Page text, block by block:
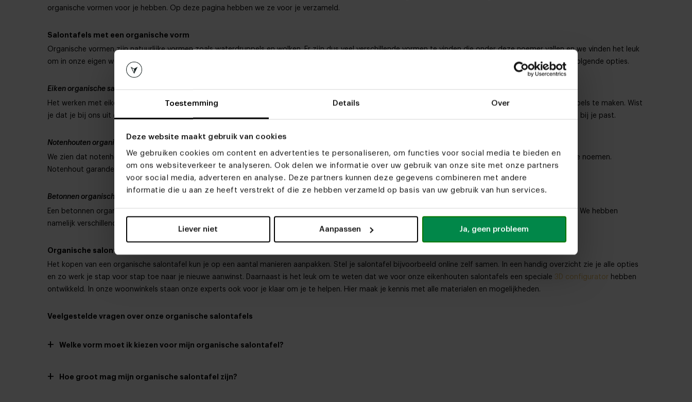
Toestemming Details Over
Deze website maakt gebruik van cookies
We gebruiken cookies om content en advertenties te personaliseren, om functies voor social media te bieden en
om ons websiteverkeer te analyseren. Ook delen we informatie over uw gebruik van onze site met onze partners
voor social media, adverteren en analyse. Deze partners kunnen deze gegevens combineren met andere
informatie die u aan ze heeft verstrekt of die ze hebben verzameld op basis van uw gebruik van hun services.
Liever niet Aanpassen Ja, geen probleem
organische vormen voor je hebben. Op deze pagina hebben we ze voor je verzameld.
Salontafels met een organische vorm
Organische vormen zijn natuurlijke vormen zoals waterdruppels en wolken. Er zijn dus veel verschillende vormen te vinden die onder deze noemer vallen en we vinden het leuk
om in onze eigen werkplaats van tijd tot tijd nieuwe vormen te ontwikkelen. Is jouw salontafel organisch, of zou je graag die stap zetten? Kies dan uit de volgende opties.
Eiken organische salontafel
Het werken met eikenhout zit ons in het bloed. In onze werkplaats in Heeze werken we met het best mogelijke eikenhout om de meest uiteenlopende meubels te maken. Wist
je dat je bij ons uit drie verschillende soorten eikenhout én meer dan 10 kleuren kiest? Zo heb je de mogelijkheid om de combinatie te zoeken die het beste bij je past.
Notenhouten organische salontafel
We zien dat notenhout een flinke opmars aan het maken is. Steeds meer mensen kiezen voor deze prachtige houtsoort en dat is eigenlijk niet verrassend te noemen.
Notenhout garandeert gezelligheid vanwege de warme uitstraling. Oh en je kiest bij ons ook nog eens uit twee kleuren.
Betonnen organische salontafel
Een betonnen organische salontafel past traditioneel gezien goed binnen industriële interieurs. Daarnaast is beton zeker een optie voor andere woonstijlen. We hebben
namelijk verschillende kleuren waar je uit kiest. Denk dus verder dan de standaard grijstint en sla je slag.
Organische salontafel kopen
Het kopen van een organische salontafel kun je op een aantal manieren aanpakken. Stel je salontafel bijvoorbeeld online zelf samen. In een handig overzicht zie je alle opties
en zo werk je stap voor stap toe naar je nieuwe aanwinst. Daarnaast is het leuk om te weten dat we voor onze eikenhouten salontafels een speciale 3D configurator hebben
ontwikkeld. In onze woonwinkels staan onze experts ook voor je klaar om je te helpen. Hier maak je kennis met alle materialen en mogelijkheden.
Veelgestelde vragen over onze organische salontafels
+ Welke vorm moet ik kiezen voor mijn organische salontafel?
+ Hoe groot mag mijn organische salontafel zijn?